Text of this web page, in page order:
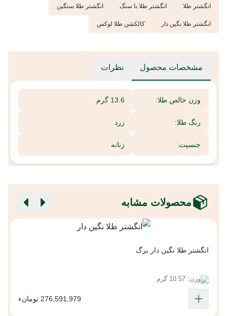
انگشتر طلا انگشتر طلا با سنگ انگشتر طلا سنگین
انگشتر طلا نگین دار کالکشن طلا لوکس
مشخصات محصول نظرات
وزن خالص طلا: 13.6 گرم
رنگ طلا: زرد
جنسیت: زنانه
محصولات مشابه
انگشتر طلا نگین دار برگ
وزن: 10.57 گرم
276,591,979 تومانء